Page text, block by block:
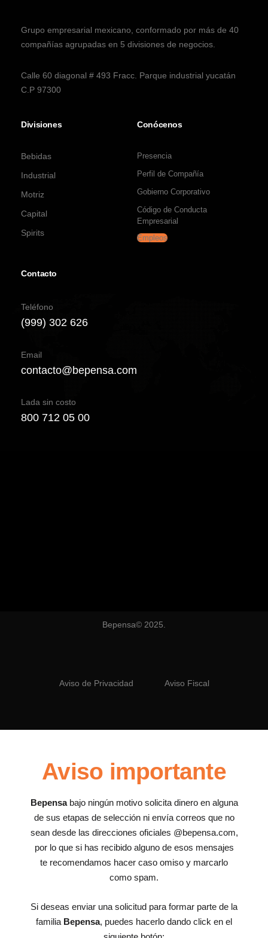
Grupo empresarial mexicano, conformado por más de 40
compañías agrupadas en 5 divisiones de negocios.
Calle 60 diagonal # 493 Fracc. Parque industrial yucatán
C.P 97300
Divisiones
Bebidas
Industrial
Motriz
Capital
Spirits
Conócenos
Presencia
Perfil de Compañía
Gobierno Corporativo
Código de Conducta
Empresarial
Empleos
Contacto
Teléfono
(999) 302 626
Email
contacto@bepensa.com
Lada sin costo
800 712 05 00
Bepensa© 2025.
Aviso de Privacidad Aviso Fiscal
Aviso importante
Bepensabajo ningún motivo solicita dinero en alguna
de sus etapas de selección ni envía correos que no
sean desde las direcciones oficiales @bepensa.com,
por lo que si has recibido alguno de esos mensajes
te recomendamos hacer caso omiso y marcarlo
como spam.
Si deseas enviar una solicitud para formar parte de la
familia Bepensa, puedes hacerlo dando click en el